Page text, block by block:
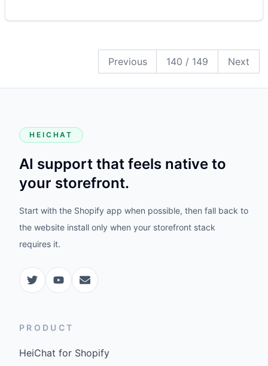
Previous 140 / 149 Next18
19
20
21
22
23
24
25
26
27
28
29
30
31
32
33
34
35
36
37
38
39
40
41
42
43
44
45
46
47
48
49
50
51
52
53
54
55
56
57
58
59
60
61
62
63
64
65
66
67
68
69
70
87
88
89
90
91
92
93
94
95
96
97
98
99
100
101
102
103
104
105
106
107
108
109
110
111
112
113
114
115
116
117
118
119
120
121
122
123
124
125
126
127
128
129
130
131
132
133
134
135
136
137
138
139
140
141
142
143
144
145
146
147
148
149
HEICHAT
AI support that feels native to
your storefront.
Start with the Shopify app when possible, then fall back to
the website install only when your storefront stack
requires it.
PRODUCT
HeiChat for Shopify